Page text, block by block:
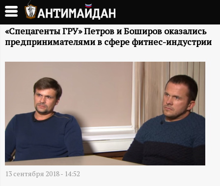
Перейти
основному
содержанию
А
М
А
Й
«Спецагенты ГРУ» Петров и Боширов оказались
предпринимателями в сфере фитнес-индустрии
13 сентября 2018 - 14:52